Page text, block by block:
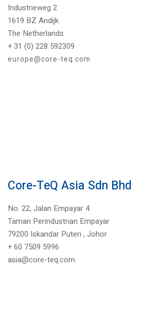
Industrieweg 2
1619 BZ Andijk
The Netherlands
+ 31 (0) 228 592309
europe@core-teq.com
Core-TeQ Asia Sdn Bhd
No. 22, Jalan Empayar 4
Taman Perindustrian Empayar
79200 Iskandar Puteri , Johor
+60 7509 5996
asia@core-teq.com